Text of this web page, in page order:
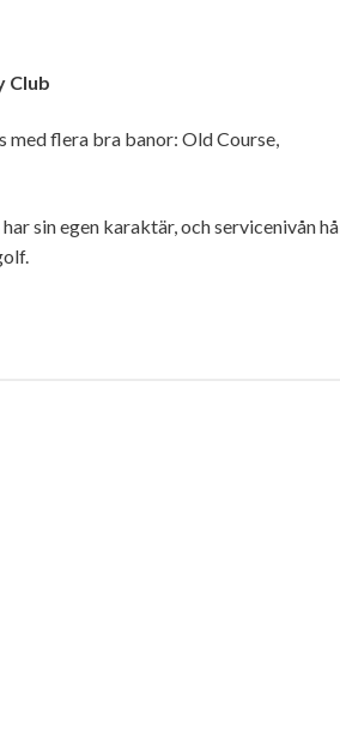
Club
med flera bra banor: Old Course,
sin egen karaktär, och servicenivån